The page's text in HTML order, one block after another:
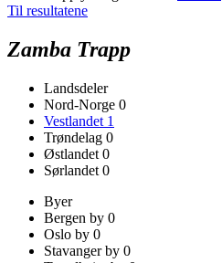
Til resultatene
Zamba Trapp
Landsdeler
Nord-Norge 0
Vestlandet 1
Trøndelag 0
Østlandet 0
Sørlandet 0
Byer
Bergen by 0
Oslo by 0
Stavanger by 0